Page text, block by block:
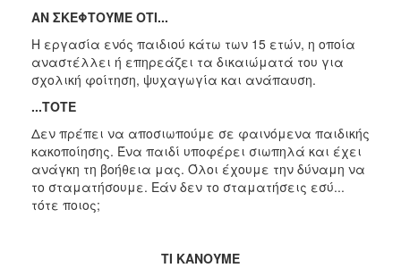
ΑΝ ΣΚΕΦΤΟΥΜΕ ΟΤΙ...
Η εργασία ενός παιδιού κάτω των 15 ετών, η οποία
αναστέλλει ή επηρεάζει τα δικαιώματά του για
σχολική φοίτηση, ψυχαγωγία και ανάπαυση.
...ΤΟΤΕ
Δεν πρέπει να αποσιωπούμε σε φαινόμενα παιδικής
κακοποίησης. Ένα παιδί υποφέρει σιωπηλά και έχει
ανάγκη τη βοήθεια μας. Όλοι έχουμε την δύναμη να
το σταματήσουμε. Εάν δεν το σταματήσεις εσύ...
τότε ποιος;
ΤΙ ΚΑΝΟΥΜΕ